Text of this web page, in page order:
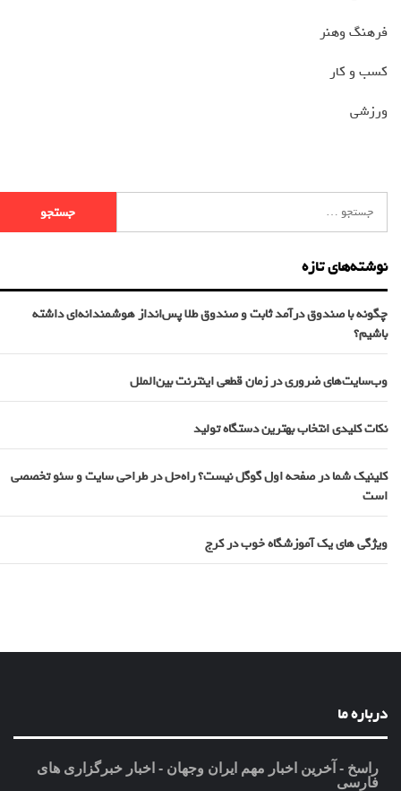
فرهنگ وهنر
کسب و کار
ورزشی
نوشته‌های تازه
چگونه با صندوق درآمد ثابت و صندوق طلا پس‌انداز هوشمندانه‌ای داشته
باشیم؟
وب‌سایت‌های ضروری در زمان قطعی اینترنت بین‌الملل
نکات کلیدی انتخاب بهترین دستگاه تولید
کلینیک شما در صفحه اول گوگل نیست؟ راه‌حل در طراحی سایت و سئو تخصصی
است
ویژگی های یک آموزشگاه خوب در کرج
درباره ما
راسخ - آخرین اخبار مهم ایران وجهان - اخبار خبرگزاری های
فارسی